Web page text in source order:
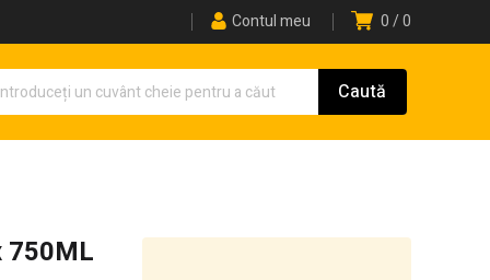
0 0
Contul meu
750ML